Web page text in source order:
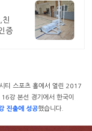
증
티 스포츠 홀에서 열린 2017
강 본선 경기에서 한국이
진출에 성공했습니다.